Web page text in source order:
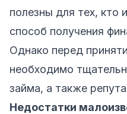
полезны для тех,
способ получения
Однако перед
необходимо
займа, а также
Недостатки